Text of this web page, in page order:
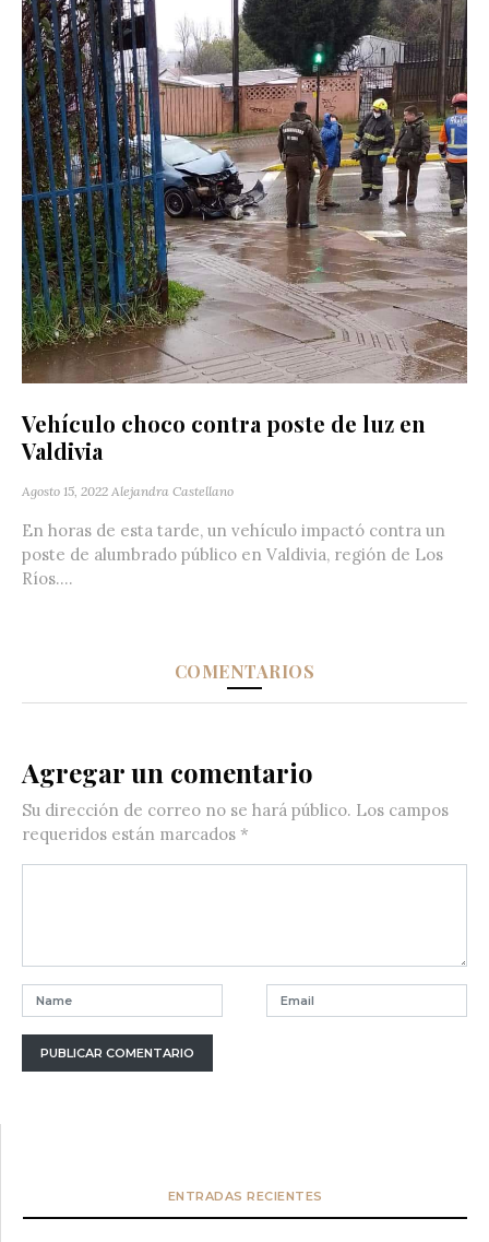
Vehículo choco contra poste de luz en
Valdivia
Agosto 15, 2022 Alejandra Castellano
En horas de esta tarde, un vehículo impactó contra un
poste de alumbrado público en Valdivia‬, región de Los
Ríos....
COMENTARIOS
Agregar un comentario
Su dirección de correo no se hará público. Los campos
requeridos están marcados *
ENTRADAS RECIENTES